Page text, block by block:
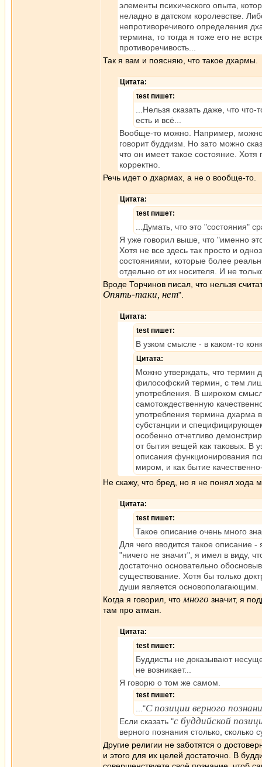
элементы психического опыта,
неладно в датском королевстве.
непротиворечивого определения
термина, то тогда я тоже его не
противоречивость...
Так я вам и поясняю, что такое дхармы.
Цитата:
test пишет:
...Нельзя сказать даже, что
есть и всё...
Вообще-то можно. Например, можно
говорит буддизм. Но зато можно
что он имеет такое состояние.
корректно.
Речь идет о дхармах, а не о вообще-то.
Цитата:
test пишет:
...Думать, что это "состояния"
Я уже говорил выше, что "именно
Хотя не все здесь так просто и
состояниями, которые более
отдельно от их носителя. И не
Вроде Торчинов писал, что нельзя
Опять-таки, нет".
Цитата:
test пишет:
В узком смысле - в каком-то
Цитата:
Можно утверждать, что термин
философский термин, с тем
употребления. В широком
самотождественную
употребления термина дхарма
субстанции и
особенно отчетливо
от бытия вещей как таковых. В
описания функционирования
миром, и как бытие
Не скажу, что бред, но я не понял хода
Цитата:
test пишет:
Такое описание очень много
Для чего вводится такое описание
"ничего не значит", я имел в виду,
достаточно основательно
существование. Хотя бы только
души является основополагающим.
Когда я говорил, что много значит, я
там про атман.
Цитата:
test пишет:
Буддисты не доказывают
не возникает...
Я говорю о том же самом.
test пишет:
..."С позиции верного
Если сказать "с буддийской
верного познания столько, сколько
Другие религии не заботятся о
и этого для их целей достаточно. В